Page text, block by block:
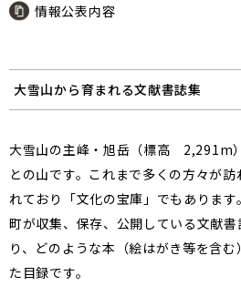
情報公表内容
大雪山から育まれる文献書誌集
大雪山の主峰・旭岳（標高 2,291m
との山です。これまで多くの方々が
れており「文化の宝庫」でもあります。
町が収集、保存、公開している文献
り、どのような本（絵はがき等を含
た目録です。